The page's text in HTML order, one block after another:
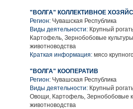
"ВОЛГА" КОЛЛЕКТИВНОЕ
Регион: Чувашская Республика
Виды деятельности: Крупный
Картофель, Зернобобовые
животноводства
Краткая информация: мясо
"ВОЛГА" КООПЕРАТИВ
Регион: Чувашская Республика
Виды деятельности: Крупный
Овощи, Картофель, Зернобобовые
животноводства